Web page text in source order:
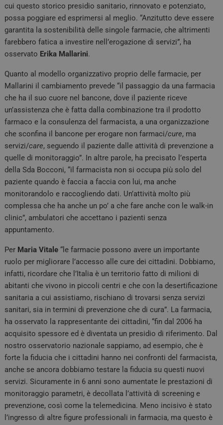
cui questo storico presidio sanitario, rinnovato e potenziato,
possa poggiare ed esprimersi al meglio. “Anzitutto deve essere
garantita la sostenibilità delle singole farmacie, che altrimenti
farebbero fatica a investire nell’erogazione di servizi”, ha
osservato Erika Mallarini.
Quanto al modello organizzativo proprio delle farmacie, per
Mallarini il cambiamento prevede “il passaggio da una farmacia
che ha il suo cuore nel bancone, dove il paziente riceve
un’assistenza che è fatta dalla combinazione tra il prodotto
farmaco e la consulenza del farmacista, a una organizzazione
che sconfina il bancone per erogare non farmaci/cure, ma
servizi/care, seguendo il paziente dalle attività di prevenzione a
quelle di monitoraggio”. In altre parole, ha precisato l’esperta
della Sda Bocconi, “il farmacista non si occupa più solo del
paziente quando è faccia a faccia con lui, ma anche
monitorandolo e raccogliendo dati. Un’attività molto più
complessa che ha anche un po’ a che fare anche con le walk-in
clinic”, ambulatori che accettano i pazienti senza
appuntamento.
Per Maria Vitale“le farmacie possono avere un importante
ruolo per migliorare l’accesso alle cure dei cittadini. Dobbiamo,
infatti, ricordare che l’Italia è un territorio fatto di milioni di
abitanti che vivono in piccoli centri e che con la desertificazione
sanitaria a cui assistiamo, rischiano di trovarsi senza servizi
sanitari, sia in termini di prevenzione che di cura”. La farmacia,
ha osservato la rappresentante dei cittadini, “fin dal 2006 ha
acquisito spessore ed è diventata un presidio di riferimento. Dal
nostro osservatorio nazionale sappiamo, ad esempio, che è
forte la fiducia che i cittadini hanno nei confronti del farmacista,
anche se ancora dobbiamo testare la fiducia su questi nuovi
servizi. Sicuramente in 6 anni sono aumentate le prestazioni di
monitoraggio parametri, è decollata l’attività di screening e
prevenzione, così come la telemedicina. Meno incisivo è stato
l’ingresso di altre figure professionali in farmacia, ma questo è